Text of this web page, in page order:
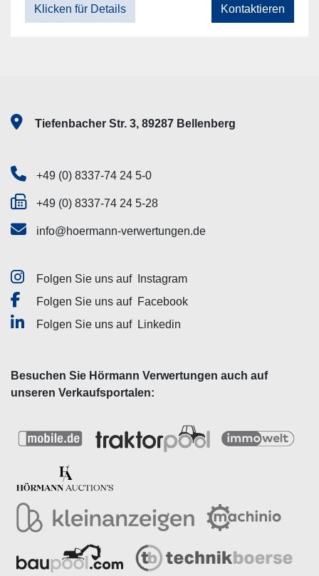
Klicken für Details Kontaktieren
Tiefenbacher Str. 3, 89287 Bellenberg
+49 (0) 8337-74 24 5-0
+49 (0) 8337-74 24 5-28
info@hoermann-verwertungen.de
Folgen Sie uns auf
Instagram
Folgen Sie uns auf Facebook
Folgen Sie uns auf
Linkedin
Besuchen Sie Hörmann Verwertungen auch auf
unseren Verkaufsportalen: